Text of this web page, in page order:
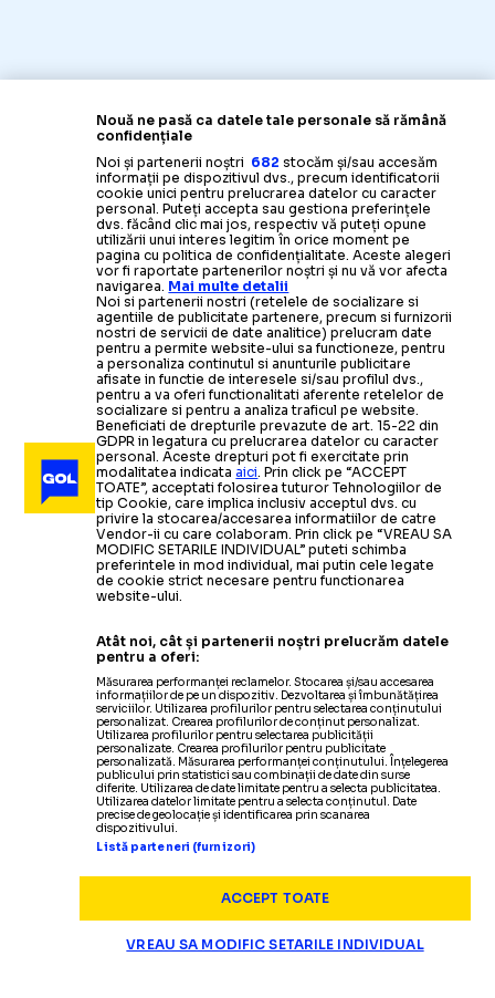
Nouă ne pasă ca datele tale personale să rămână
confidențiale
Noi și partenerii noștri 682 stocăm și/sau accesăm
informații pe dispozitivul dvs., precum identificatorii
cookie unici pentru prelucrarea datelor cu caracter
personal. Puteți accepta sau gestiona preferințele
dvs. făcând clic mai jos, respectiv vă puteți opune
utilizării unui interes legitim în orice moment pe
pagina cu politica de confidențialitate. Aceste alegeri
vor fi raportate partenerilor noștri și nu vă vor afecta
navigarea. Mai multe detalii
Noi si partenerii nostri (retelele de socializare si
agentiile de publicitate partenere, precum si furnizorii
nostri de servicii de date analitice) prelucram date
pentru a permite website-ului sa functioneze, pentru
a personaliza continutul si anunturile publicitare
afisate in functie de interesele si/sau profilul dvs.,
pentru a va oferi functionalitati aferente retelelor de
socializare si pentru a analiza traficul pe website.
Beneficiati de drepturile prevazute de art. 15-22 din
GDPR in legatura cu prelucrarea datelor cu caracter
personal. Aceste drepturi pot fi exercitate prin
modalitatea indicataaici. Prin click pe “ACCEPT
TOATE”, acceptati folosirea tuturor Tehnologiilor de
tip Cookie, care implica inclusiv acceptul dvs. cu
privire la stocarea/accesarea informatiilor de catre
Vendor-ii cu care colaboram. Prin click pe “VREAU SA
MODIFIC SETARILE INDIVIDUAL” puteti schimba
preferintele in mod individual, mai putin cele legate
de cookie strict necesare pentru functionarea
website-ului.
Atât noi, cât și partenerii noștri prelucrăm datele
pentru a oferi:
Măsurarea performanței reclamelor. Stocarea și/sau accesarea
informațiilor de pe un dispozitiv. Dezvoltarea și îmbunătățirea
serviciilor. Utilizarea profilurilor pentru selectarea conținutului
personalizat. Crearea profilurilor de conținut personalizat.
Utilizarea profilurilor pentru selectarea publicității
personalizate. Crearea profilurilor pentru publicitate
personalizată. Măsurarea performanței conținutului. Înțelegerea
publicului prin statistici sau combinații de date din surse
diferite. Utilizarea de date limitate pentru a selecta publicitatea.
Utilizarea datelor limitate pentru a selecta conținutul. Date
precise de geolocație și identificarea prin scanarea
dispozitivului.
Listă parteneri (furnizori)
ACCEPT TOATE
VREAU SA MODIFIC SETARILE INDIVIDUAL